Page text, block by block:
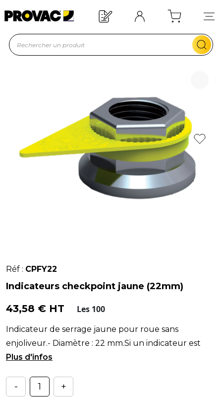
Offre de bienvenue : 20€ offerts !
En savoir plus
Réf : CPFY22
Indicateurs checkpoint jaune (22mm)
43,58 € HT Les 100
Indicateur de serrage jaune pour roue sans
enjoliveur.- Diamètre : 22 mm.Si un indicateur est
décalé : un écrou est desserré !> Faible coût : sans
- +